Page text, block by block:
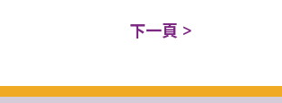
下一頁 >